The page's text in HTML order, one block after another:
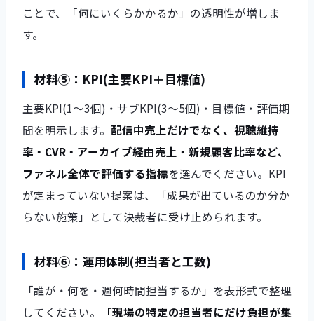
ことで、「何にいくらかかるか」の透明性が増しま
す。
材料⑤：KPI(主要KPI＋目標値)
主要KPI(1〜3個)・サブKPI(3〜5個)・目標値・評価期
間を明示します。 配信中売上だけでなく、視聴維持
率・CVR・アーカイブ経由売上・新規顧客比率など、
ファネル全体で評価する指標を選んでください。KPI
が定まっていない提案は、「成果が出ているのか分か
らない施策」として決裁者に受け止められます。
材料⑥：運用体制(担当者と工数)
「誰が・何を・週何時間担当するか」を表形式で整理
してください。
「現場の特定の担当者にだけ負担が集